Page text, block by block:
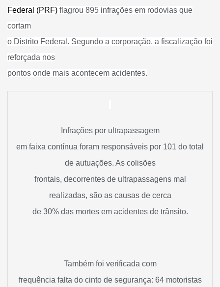
Federal (PRF) flagrou 895 infrações em rodovias que
cortam
o Distrito Federal. Segundo a corporação, a fiscalização foi
reforçada nos
pontos onde mais acontecem acidentes.
Infrações por ultrapassagem
em faixa contínua foram responsáveis por 101 do total
de autuações. As colisões
frontais, decorrentes de ultrapassagens mal
realizadas, são as causas de cerca
de 30% das mortes em acidentes de trânsito.
Também foi verificada com
frequência falta do cinto de segurança: 64 motoristas